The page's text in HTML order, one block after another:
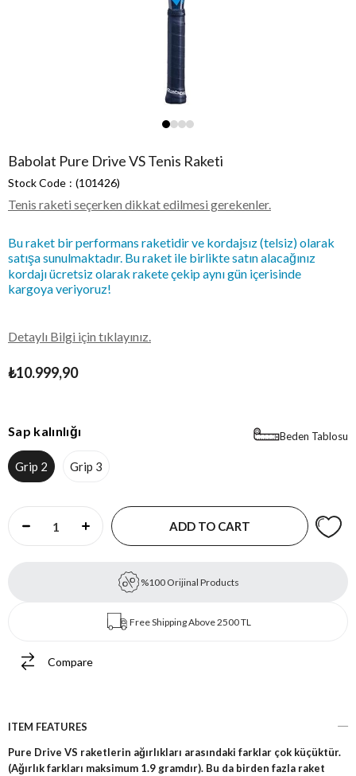
Babolat Pure Drive VS Tenis Raketi
Stock Code (101426)
Tenis raketi seçerken dikkat edilmesi gerekenler.
Bu raket bir performans raketidir ve kordajsız (telsiz) olarak
satışa sunulmaktadır. Bu raket ile birlikte satın alacağınız
kordajı ücretsiz olarak rakete çekip aynı gün içerisinde
kargoya veriyoruz!
Detaylı Bilgi için tıklayınız.
₺10.999,90
Beden Tablosu
Sap kalınlığı
Grip 2 Grip 3
%100 Orijinal Products
Free Shipping Above 2500 TL
Compare
ITEM FEATURES
Pure Drive VS raketlerin ağırlıkları arasındaki farklar çok küçüktür.
(Ağırlık farkları maksimum 1.9 gramdır). Bu da birden fazla raket